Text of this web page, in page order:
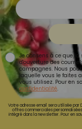
Je consens à ce que
d'ouverture des
campagnes. Nous
laquelle vous le faites
vous utilisez. Pour en
confidentialité.
Votre adresse email sera utilisée par
offres commerciales
intégré dans la newsletter. Pour en